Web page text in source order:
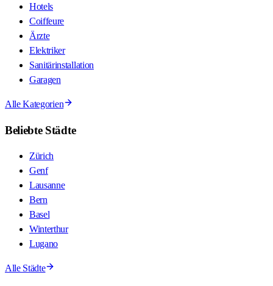
Hotels
Coiffeure
Ärzte
Elektriker
Sanitärinstallation
Garagen
Alle Kategorien
Beliebte Städte
Zürich
Genf
Lausanne
Bern
Basel
Winterthur
Lugano
Alle Städte